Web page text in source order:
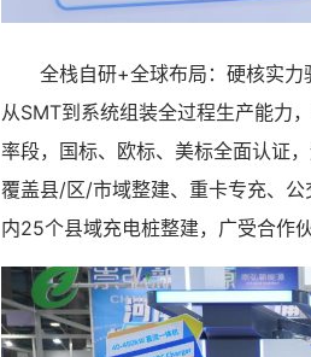
全栈自研+全球布局：硬核实力
从SMT到系统组装全过程生产能力
率段，国标、欧标、美标全面认证
覆盖县/区/市域整建、重卡专充、
内25个县域充电桩整建，广受合作